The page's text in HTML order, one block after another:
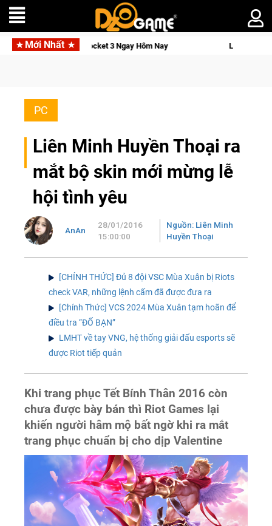
Mới Nhất
3 Ngay Hôm Nay Lineage W – Quyền lực và tài phú sẽ
PC
Liên Minh Huyền Thoại ra
mắt bộ skin mới mừng lễ
hội tình yêu
AnAn
28/01/2016
15:00:00
Nguồn: Liên Minh
Huyền Thoại
[CHÍNH THỨC] Đủ 8 đội VSC Mùa Xuân bị Riots
check VAR, những lệnh cấm đã được đưa ra
[Chính Thức] VCS 2024 Mùa Xuân tạm hoãn để
điều tra “ĐỐ BẠN”
LMHT về tay VNG, hệ thống giải đấu esports sẽ
được Riot tiếp quản
Khi trang phục Tết Bính Thân 2016 còn
chưa được bày bán thì Riot Games lại
khiến người hâm mộ bất ngờ khi ra mắt
trang phục chuẩn bị cho dịp Valentine